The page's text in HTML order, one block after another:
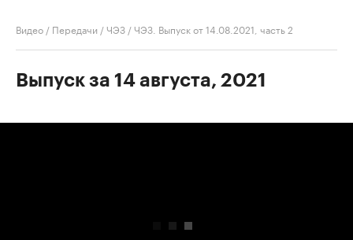
Видео / Передачи /ЧЭЗ /ЧЭЗ. Выпуск от 14.08.2021, часть 2
Выпуск за 14 августа, 2021